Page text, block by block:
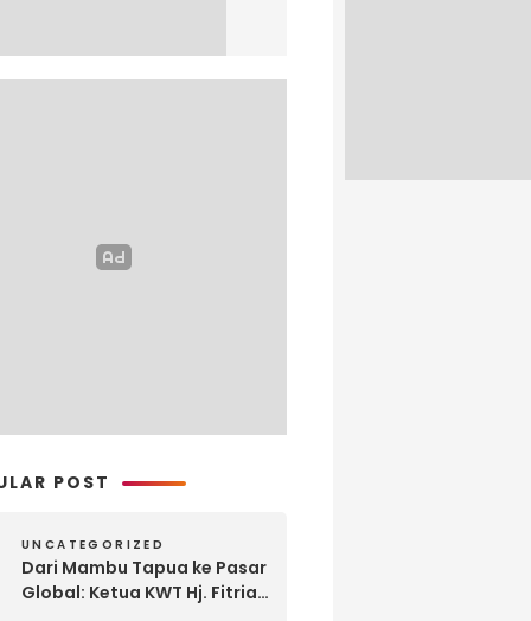
POST
UNCATEGORIZED
Dari Mambu Tapua ke Pasar
Global: Ketua KWT Hj. Fitria